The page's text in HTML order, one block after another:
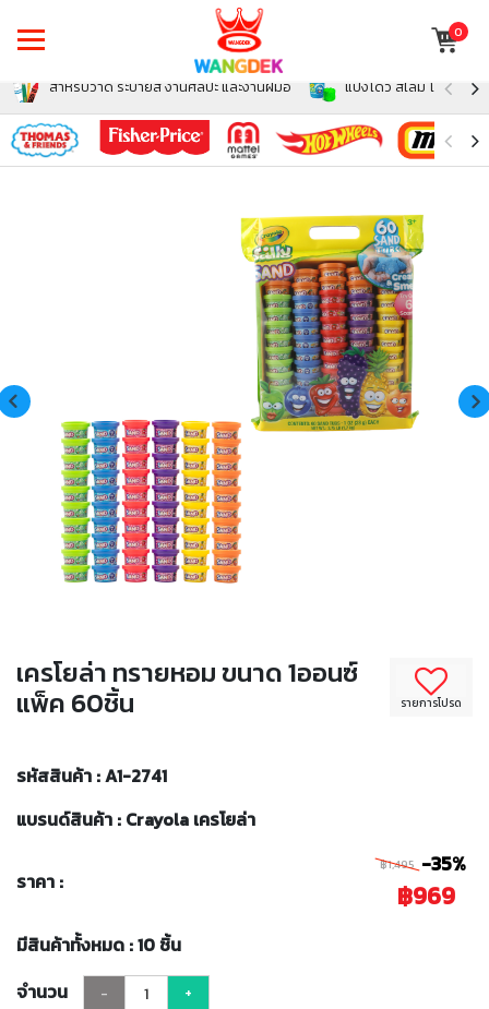
0
สำหรับวาด ระบายสี งานศิลปะ และงานฝีมือ แป้งโดว์ สไลม์ โฟม สำห
รายการโปรด
เครโยล่า ทรายหอม ขนาด 1ออนซ์
แพ็ค 60ชิ้น
รหัสสินค้า : A1-2741
แบรนด์สินค้า : Crayola เครโยล่า
ราคา :
฿1,495 -35%
฿969
มีสินค้าทั้งหมด : 10 ชิ้น
จำนวน
- +